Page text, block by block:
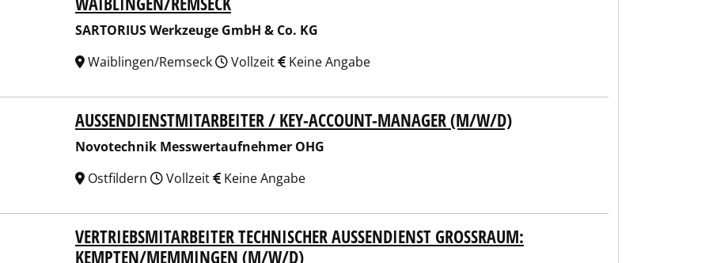
SARTORIUS Werkzeuge GmbH & Co. KG
Waiblingen/Remseck
Vollzeit Keine Angabe
Messwertaufnehmer OHG
AUSSENDIENSTMITARBEITER / KEY-ACCOUNT-MANAGER (M/W/D)
Novotechnik Messwertaufnehmer OHG
Ostfildern
Vollzeit Keine Angabe
Werkzeuge GmbH & Co. KG
VERTRIEBSMITARBEITER TECHNISCHER AUSSENDIENST GROSSRAUM: KE
MPTEN/MEMMINGEN (M/W/D)